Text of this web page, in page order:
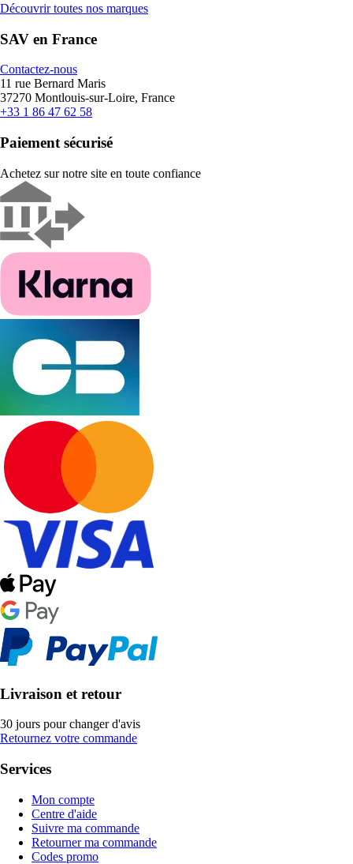
Découvrir toutes nos marques
SAV en France
Contactez-nous
11 rue Bernard Maris
37270 Montlouis-sur-Loire, France
+33 1 86 47 62 58
Paiement sécurisé
Achetez sur notre site en toute confiance
Livraison et retour
30 jours pour changer d'avis
Retournez votre commande
Services
Mon compte
Centre d'aide
Suivre ma commande
Retourner ma commande
Codes promo